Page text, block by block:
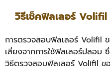
วิธีเช็คฟิลเลอร์
การตรวจสอบฟิลเลอร์ Volifil
เสี่ยงจากการใช้ฟิลเลอร์ปลอม
วิธีตรวจสอบฟิลเลอร์ Volifil